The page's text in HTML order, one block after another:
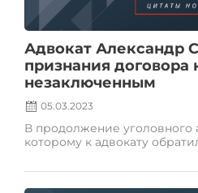
Адвокат Александр
признания договора
незаключенным
05.03.2023
В продолжение уголовного
которому к адвокату